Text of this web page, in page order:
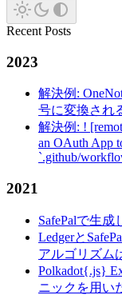
Recent Posts
2023
解決例:
号に変換され
解決例: !
an OAuth App
`.github/
2021
SafePalで生成
Ledgerと
アルゴリズム
Polkadot{.js}
ニックを用い